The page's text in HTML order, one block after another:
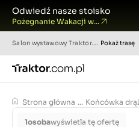
Odwiedź nasze stoisko
Pożegnanie Wakacji w...
Salon wystawowy Traktor.com.pl Pokaż trasę
Strona główna ... Końcówka
1osobawyświetla tę ofertę